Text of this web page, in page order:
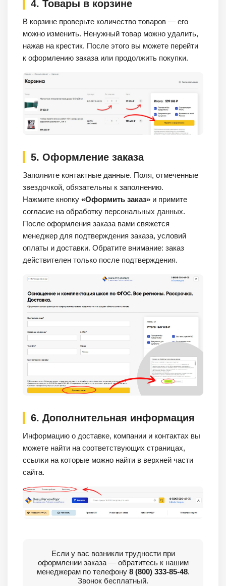
4. Товары в корзине
В корзине проверьте количество товаров — его
можно изменить. Ненужный товар можно удалить,
нажав на крестик. После этого вы можете перейти
к оформлению заказа или продолжить покупки.
5. Оформление заказа
Заполните контактные данные. Поля, отмеченные
звездочкой, обязательны к заполнению.
Нажмите кнопку «Оформить заказ» и примите
согласие на обработку персональных данных.
После оформления заказа вами свяжется
менеджер для подтверждения заказа, условий
оплаты и доставки. Обратите внимание: заказ
действителен только после подтверждения.
6. Дополнительная информация
Информацию о доставке, компании и контактах вы
можете найти на соответствующих страницах,
ссылки на которые можно найти в верхней части
сайта.
Если у вас возникли трудности при
оформлении заказа — обратитесь к нашим
менеджерам по телефону 8 (800) 333-85-48.
Звонок бесплатный.